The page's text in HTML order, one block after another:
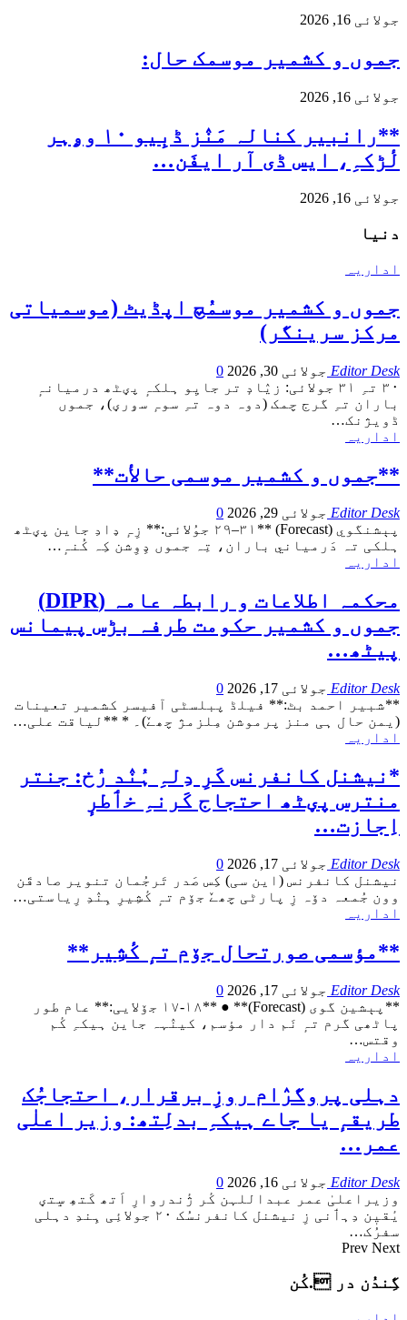
جولائی 16, 2026
جموں و کشمیر موسمک حال:
جولائی 16, 2026
**رانبیر کنالہ مَنٛز ڈبِیو ۱۰ وۄہر
لٔڑکہِ، ایس ڈی آر ایفَن…
جولائی 16, 2026
دنیا
اداریہ
جموں و کشمیر موسمُچ اپڈیٹ (موسمیاتی
مرکز سرینگر)
Editor Desk جولائی 30, 2026
0
۳۰ تہِ ۳۱ جولائی: زیٛادٕ تر جایِو ہلکہٕ پؠٹھ درمیانہٕ
باران تہِ گرج چمک (دوہ دوہ تہِ سوہٕ سۅرؠ)، جموں
ڈویژنک…
اداریہ
**جموں و كشمیر موسمی حالأت**
Editor Desk جولائی 29, 2026
0
پېشنگوي (Forecast)
**۲۹–۳۱ جوُلائی:** زِہٕ ډادِ جاین پؠٹھ
ہلکی تہ دَرمياني باران، تِہ جموں ډِوِشن کِہ کُنہٕ …
اداریہ
محکمہ اطلاعات و رابطہ عامہ (DIPR)
جموں و کشمیر حکومت طرفہ بڑس پیمانس
پیٹھ…
Editor Desk جولائی 17, 2026
0
**شبیر احمد بٹ:** فیلڈ پبلسٹی آفیسر کشمیر تعینات
(یمن حال ہی منز پرموشن مِلزمژ چھےٚ)۔ * **لیاقت علی…
اداریہ
*نیشنل کانفرنس کَرِ دِلہِ ہُنٛد رُخ: جنتر
منترس پؠٹھ احتجاج کَرنہِ خٲطرٕ
اِجازت…
Editor Desk جولائی 17, 2026
0
نیشنل کانفرنس (این سی) کِس صَدر تَرجُمان تنویر صادقَن
وون جُمعہ دۆہ زِ پارٹی چھےٚ جۆم تہٕ کٔشِیرِ ہِنٛدِ رِیاستی…
اداریہ
**مؤسمی صورتحال جۆم تہٕ کٔشِیر**
Editor Desk جولائی 17, 2026
0
**پېشین گوی (Forecast)**
● **۱۷-۱۸ جۆلایی:** عام طور
پاٹھی گرم تہٕ نَم دار مؤسم، کینٛہہ جاین ہیکہِ کٔم
وقتس…
اداریہ
دہلی پروگرٛام روزِ برقرار، احتجاجُک
طریقہٕ یا جاے ہیکہِ بدلِتھ: وزیر اعلٰی
عمر…
Editor Desk جولائی 16, 2026
0
وزیراعلیٰ عمر عبداللہن کٔر ژٔندروارِ اَتھ کَتھِ سٟتؠ
یٔقیٖن دِہٲنی زِ نیشنل کانفرنسُک ۲۰ جولائِی ہِندِ دہلی
سفرُک…
Prev Next
گِندُن در .کُن